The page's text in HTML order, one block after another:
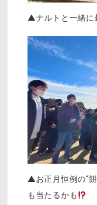
▲ナルトと一緒に
▲お正月恒例の“
も当たるかも